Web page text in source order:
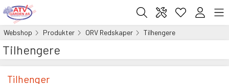
Webshop Produkter ORV Redskaper Tilhengere
Tilhengere
Tilhenger